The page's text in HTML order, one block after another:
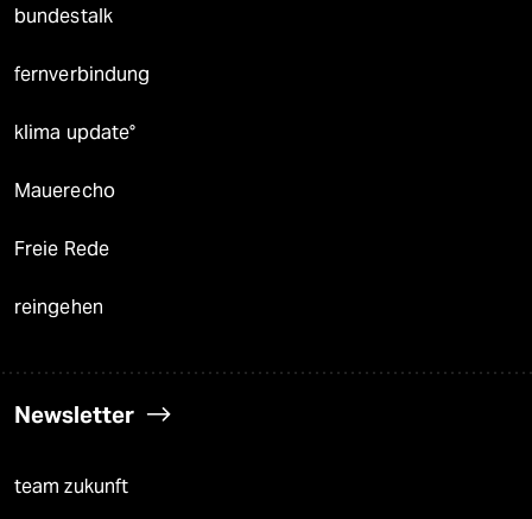
bundestalk
fernverbindung
klima update°
Mauerecho
Freie Rede
reingehen
Newsletter
team zukunft